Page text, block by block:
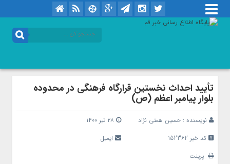
تأیید احداث نخستین قرارگاه فرهنگی در محدوده
بلوار پیامبر اعظم (ص)
نویسنده : حسین همتی نژاد
کد خبر 152362
ایمیل
پرینت